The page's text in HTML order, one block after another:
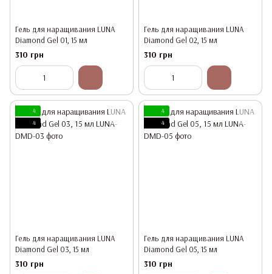
Гель для наращивания LUNA
Diamond Gel 01, 15 мл
310 грн
Гель для наращивания LUNA
Diamond Gel 02, 15 мл
310 грн
4
4
Гель для наращивания LUNA
Diamond Gel 03, 15 мл
310 грн
4
4
Гель для наращивания LUNA
Diamond Gel 05, 15 мл
310 грн